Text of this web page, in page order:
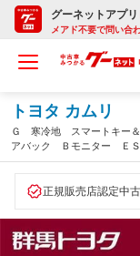
グーネットアプリ
メアド不要で問い合
トヨタ カムリ
Ｇ 寒冷地 スマートキー
アバック Ｂモニター Ｅ
ウ パワステ ＬＥＤヘッ
正規販売店認定中